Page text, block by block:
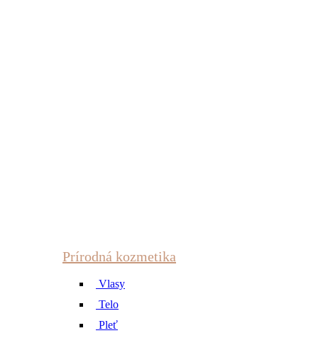
Prírodná kozmetika
Vlasy
Telo
Pleť